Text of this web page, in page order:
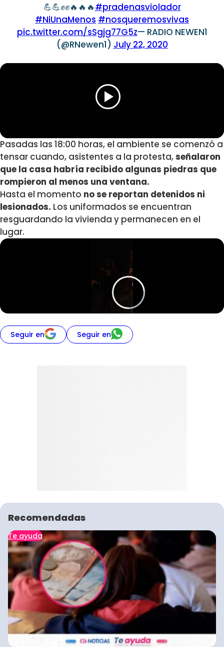
💪💪✊✊🔥🔥🔥#pradenasviolador
#NiUnaMenos #nosqueremosvivas
pic.twitter.com/sSgjg77G5z— RADIO NEWEN1
(@RNewen1) July 22, 2020
Pasadas las 18:00 horas, el ambiente se comenzó a
tensar cuando, asistentes a la protesta,señalaron
que la casa habría recibido algunas piedras que
rompieron al menos una ventana.
Hasta el momento no se reportan detenidos ni
lesionados. Los uniformados se encuentran
resguardando la vivienda y permanecen en el
lugar.
Seguir en Seguir en
Recomendadas
Te ayuda